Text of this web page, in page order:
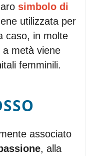
simbolo di
utilizzata per
caso, in molte
metà viene
femminili.
associato
, alla